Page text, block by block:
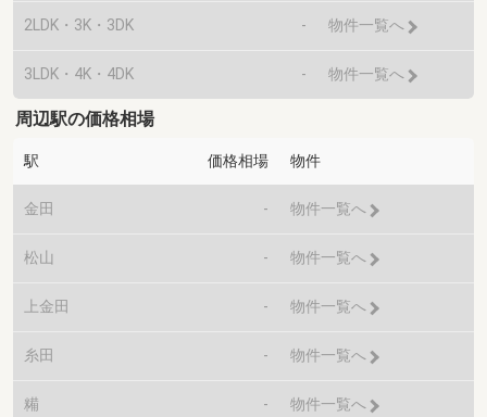
2LDK・3K・3DK - 物件一覧へ
3LDK・4K・4DK - 物件一覧へ
周辺駅の価格相場
駅 価格相場 物件
金田 - 物件一覧へ
松山 - 物件一覧へ
上金田 - 物件一覧へ
糸田 - 物件一覧へ
糒 - 物件一覧へ